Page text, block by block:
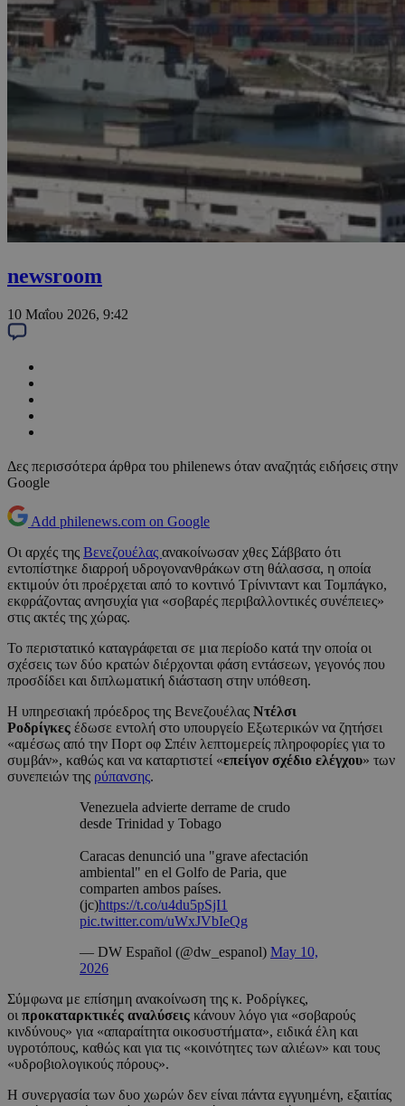
newsroom
10 Μαΐου 2026, 9:42
Δες περισσότερα άρθρα του philenews όταν αναζητάς ειδήσεις στην
Google
Add philenews.com on Google
Οι αρχές της Βενεζουέλας ανακοίνωσαν χθες Σάββατο ότι
εντοπίστηκε διαρροή υδρογονανθράκων στη θάλασσα, η οποία
εκτιμούν ότι προέρχεται από το κοντινό Τρίνινταντ και Τομπάγκο,
εκφράζοντας ανησυχία για «σοβαρές περιβαλλοντικές συνέπειες»
στις ακτές της χώρας.
Το περιστατικό καταγράφεται σε μια περίοδο κατά την οποία οι
σχέσεις των δύο κρατών διέρχονται φάση εντάσεων, γεγονός που
προσδίδει και διπλωματική διάσταση στην υπόθεση.
Η υπηρεσιακή πρόεδρος της Βενεζουέλας Ντέλσι
Ροδρίγκες έδωσε εντολή στο υπουργείο Εξωτερικών να ζητήσει
«αμέσως από την Πορτ οφ Σπέιν λεπτομερείς πληροφορίες για το
συμβάν», καθώς και να καταρτιστεί «επείγον σχέδιο ελέγχου» των
συνεπειών της ρύπανσης.
Venezuela advierte derrame de crudo
desde Trinidad y Tobago
Caracas denunció una "grave afectación
ambiental" en el Golfo de Paria, que
comparten ambos países.
(jc)https://t.co/u4du5pSjI1
pic.twitter.com/uWxJVbIeQg
— DW Español (@dw_espanol) May 10,
2026
Σύμφωνα με επίσημη ανακοίνωση της κ. Ροδρίγκες,
οι προκαταρκτικές αναλύσεις κάνουν λόγο για «σοβαρούς
κινδύνους» για «απαραίτητα οικοσυστήματα», ειδικά έλη και
υγροτόπους, καθώς και για τις «κοινότητες των αλιέων» και τους
«υδροβιολογικούς πόρους».
Η συνεργασία των δυο χωρών δεν είναι πάντα εγγυημένη, εξαιτίας